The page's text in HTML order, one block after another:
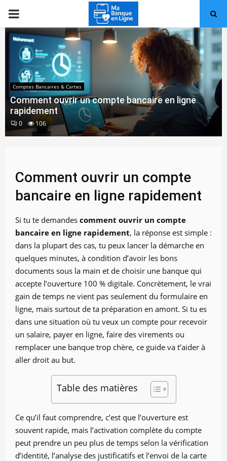
PRIMARY
MENU
Comptes Bancaires & Cartes
Comment ouvrir un compte bancaire en ligne
rapidement
0 106
Comment ouvrir un compte
bancaire en ligne rapidement
Si tu te demandes comment ouvrir un compte
bancaire en ligne rapidement, la réponse est simple :
dans la plupart des cas, tu peux lancer la démarche en
quelques minutes, à condition d’avoir les bons
documents sous la main et de choisir une banque qui
accepte l’ouverture 100 % digitale. Concrètement, le vrai
gain de temps ne vient pas seulement du formulaire en
ligne, mais surtout de ta préparation en amont. Si tu es
dans une situation où tu veux un compte pour recevoir
un salaire, payer en ligne, faire des virements ou
remplacer une banque trop chère, ce guide va t’aider à
aller droit au but.
Table des matières
Ce qu’il faut comprendre, c’est que l’ouverture est
souvent rapide, mais l’activation complète du compte
peut prendre un peu plus de temps selon la vérification
d’identité, l’analyse des justificatifs et l’envoi de la carte